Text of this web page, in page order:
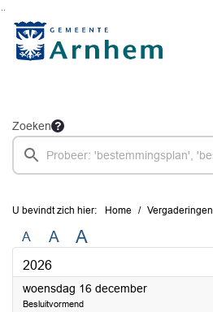
Zoeken
U bevindt zich hier: Home Vergaderingen
A A A
2026
woensdag 16 december2026
Besluitvormend